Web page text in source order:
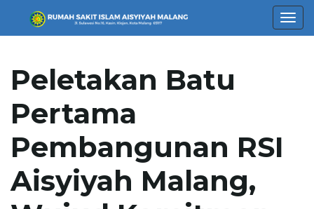
Peletakan Batu
Pertama
Pembangunan RSI
Aisyiyah Malang,